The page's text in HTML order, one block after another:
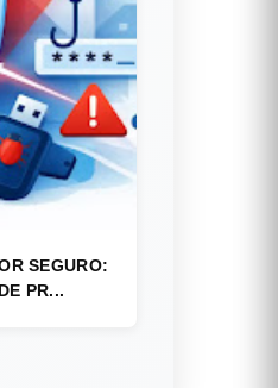
SEGURO:
PR...